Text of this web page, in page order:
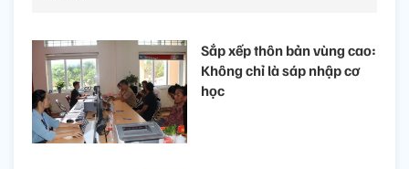
Sắp xếp thôn bản vùng cao:
Không chỉ là sáp nhập cơ
học